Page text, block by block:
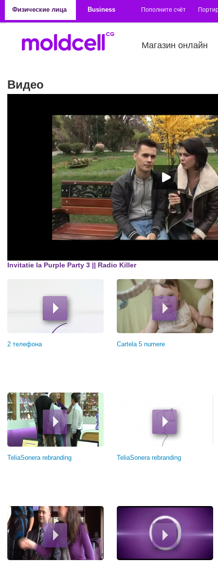
Физические лица
Business Пополните счёт
Магазин онлайн
Видео
Invitatie la Purple Party 3 || Radio Killer
2 телефона Cartela 5 numere
TeliaSonera rebranding TeliaSonera rebranding